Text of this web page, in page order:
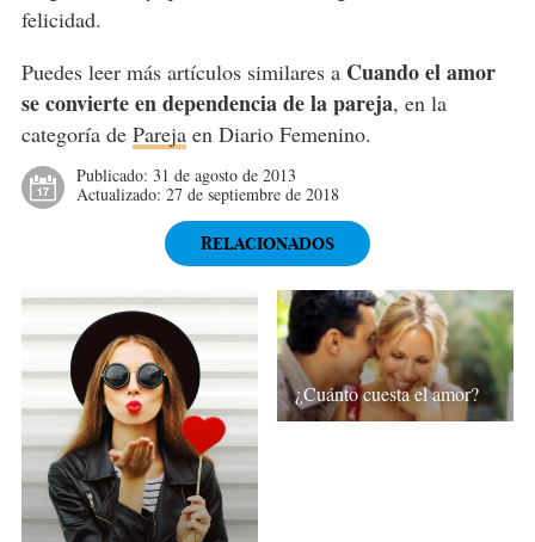
felicidad.
Puedes leer más artículos similares a Cuando el amor
se convierte en dependencia de la pareja, en la
categoría de Parejaen Diario Femenino.
Publicado: 31 de agosto de 2013
Actualizado: 27 de septiembre de 2018
RELACIONADOS
¿Cuánto cuesta el amor?